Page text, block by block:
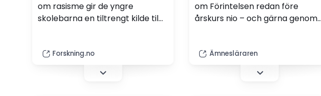
om rasisme gir de yngre
skolebarna en tiltrengt kilde til
relevant, tema.
Forskning.no
om Förintelsen redan före
årskurs nio – och gärna genom
har flera tips i Lektionsbanken.
Ämnesläraren